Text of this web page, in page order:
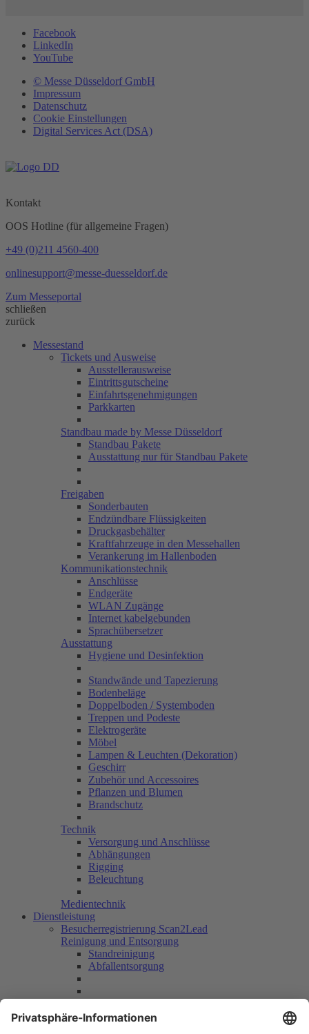
Facebook
LinkedIn
YouTube
© Messe Düsseldorf GmbH
Impressum
Datenschutz
Cookie Einstellungen
Digital Services Act (DSA)
Kontakt
OOS Hotline (für allgemeine Fragen)
+49 (0)211 4560-400
onlinesupport@messe-duesseldorf.de
Zum Messeportal
schließen
zurück
Messestand
Tickets und Ausweise
Ausstellerausweise
Eintrittsgutscheine
Einfahrtsgenehmigungen
Parkkarten
Standbau made by Messe Düsseldorf
Standbau Pakete
Ausstattung nur für Standbau Pakete
Freigaben
Sonderbauten
Endzündbare Flüssigkeiten
Druckgasbehälter
Kraftfahrzeuge in den Messehallen
Verankerung im Hallenboden
Kommunikationstechnik
Anschlüsse
Endgeräte
WLAN Zugänge
Internet kabelgebunden
Sprachübersetzer
Ausstattung
Hygiene und Desinfektion
Standwände und Tapezierung
Bodenbeläge
Doppelboden / Systemboden
Treppen und Podeste
Elektrogeräte
Möbel
Lampen & Leuchten (Dekoration)
Geschirr
Zubehör und Accessoires
Pflanzen und Blumen
Brandschutz
Technik
Versorgung und Anschlüsse
Abhängungen
Rigging
Beleuchtung
Medientechnik
Dienstleistung
Besucherregistrierung Scan2Lead
Reinigung und Entsorgung
Standreinigung
Abfallentsorgung
Sicherheit